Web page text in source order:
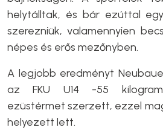
helytálltak, és bár ezúttal
szerezniük, valamennyien
népes és erős mezőnyben.
A legjobb eredményt
az FKU U14 -55
ezüstérmet szerzett, ezzel
helyezett lett.